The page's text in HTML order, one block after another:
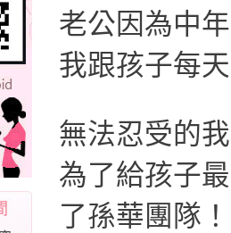
老公因為中
我跟孩子每
無法忍受的
為了給孩子
了孫華團隊！